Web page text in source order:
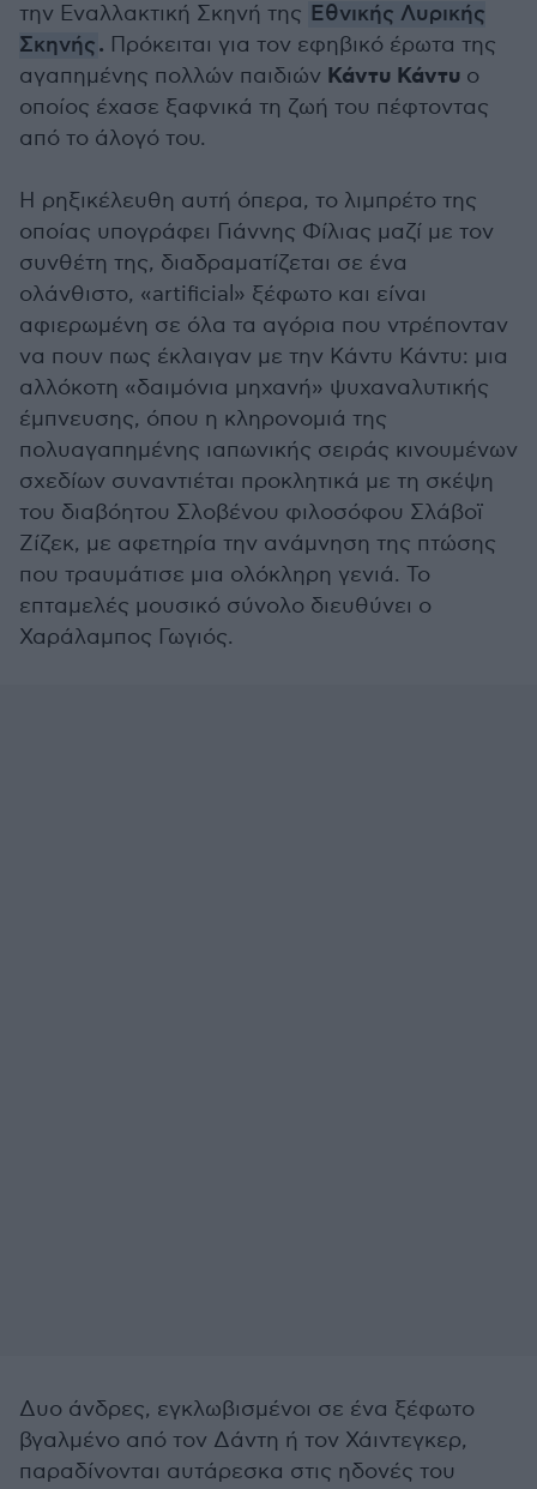
την Εναλλακτική Σκηνή της Εθνικής Λυρικής
Σκηνής. Πρόκειται για τον εφηβικό έρωτα της
αγαπημένης πολλών παιδιών Κάντυ Κάντυ o
οποίος έχασε ξαφνικά τη ζωή του πέφτοντας
από το άλογό του.
Η ρηξικέλευθη αυτή όπερα, το λιμπρέτο της
οποίας υπογράφει Γιάννης Φίλιας μαζί με τον
συνθέτη της, διαδραματίζεται σε ένα
ολάνθιστο, «artificial» ξέφωτο και είναι
αφιερωμένη σε όλα τα αγόρια που ντρέπονταν
να πουν πως έκλαιγαν με την Κάντυ Κάντυ: μια
αλλόκοτη «δαιμόνια μηχανή» ψυχαναλυτικής
έμπνευσης, όπου η κληρονομιά της
πολυαγαπημένης ιαπωνικής σειράς κινουμένων
σχεδίων συναντιέται προκλητικά με τη σκέψη
του διαβόητου Σλοβένου φιλοσόφου Σλάβοϊ
Ζίζεκ, με αφετηρία την ανάμνηση της πτώσης
που τραυμάτισε μια ολόκληρη γενιά. Το
επταμελές μουσικό σύνολο διευθύνει ο
Χαράλαμπος Γωγιός.
Δυο άνδρες, εγκλωβισμένοι σε ένα ξέφωτο
βγαλμένο από τον Δάντη ή τον Χάιντεγκερ,
παραδίνονται αυτάρεσκα στις ηδονές του